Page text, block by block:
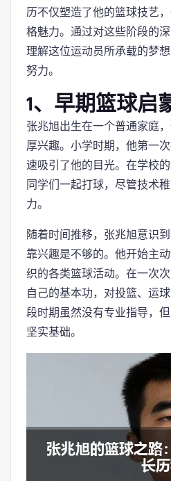
历不仅塑造了他的篮球技艺
格魅力。通过对这些阶段的
理解这位运动员所承载的梦
努力。
1、早期篮球启
张兆旭出生在一个普通家庭
厚兴趣。小学时期，他第一
速吸引了他的目光。在学校
同学们一起打球，尽管技术
力。
随着时间推移，张兆旭意识
靠兴趣是不够的。他开始主
织的各类篮球活动。在一次
自己的基本功，对投篮、运
段时期虽然没有专业指导，
坚实基础。